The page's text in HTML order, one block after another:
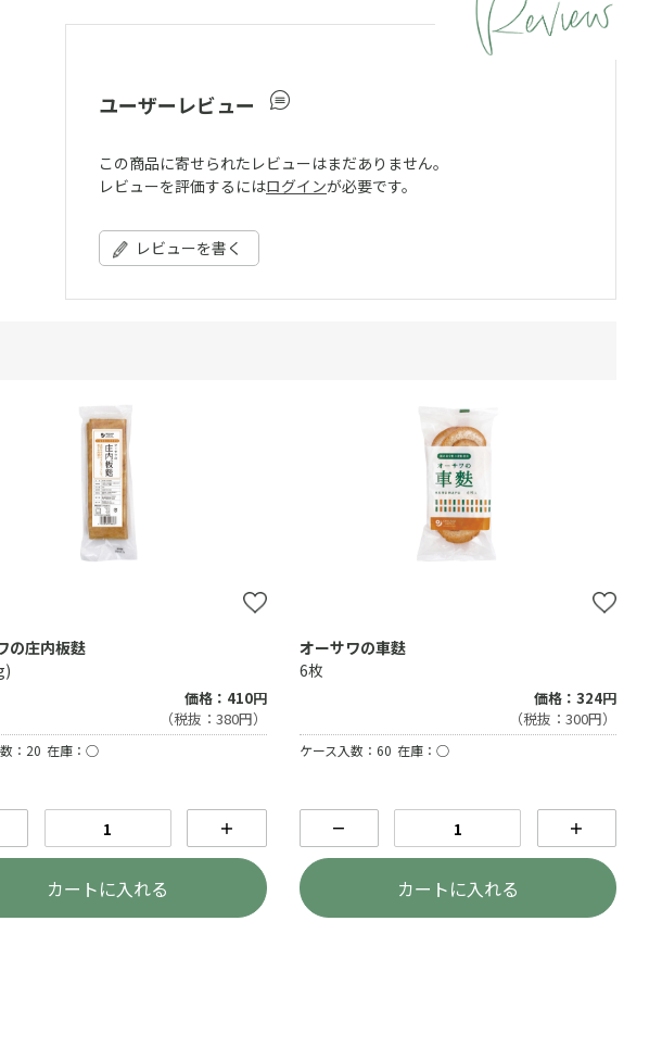
ユーザーレビュー
この商品に寄せられたレビューはまだありません。
レビューを評価するにはログインが必要です。
レビューを書く
の庄内板麩
価格：410円
（税抜：380円）
：20 在庫：○
＋
カートに入れる
オーサワの車麩
6枚
価格：324円
（税抜：300円）
ケース入数：60 在庫：○
－ ＋
カートに入れる